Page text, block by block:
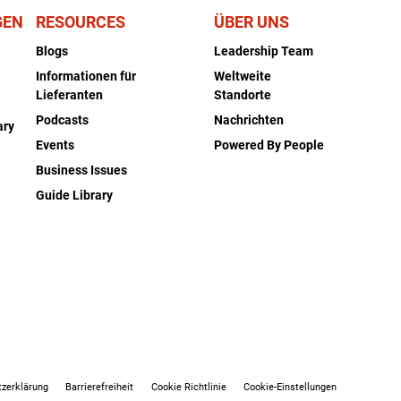
RESOURCES
Blogs
Informationen für
Lieferanten
Podcasts
Events
Business Issues
Guide Library
ÜBER UNS
Leadership Team
Weltweite
Standorte
Nachrichten
Powered By People
Barrierefreiheit Cookie Richtlinie Cookie-Einstellungen